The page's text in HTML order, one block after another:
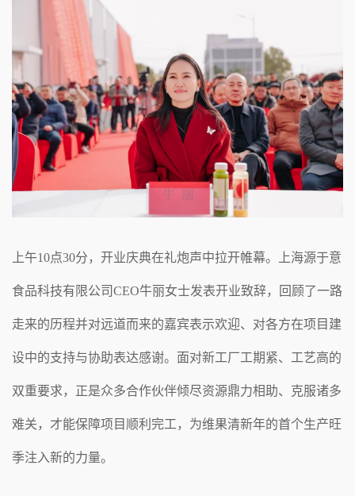
上午10点30分，开业庆典在礼炮声中拉开帷幕。上海源于意
食品科技有限公司CEO牛丽女士发表开业致辞，回顾了一路
走来的历程并对远道而来的嘉宾表示欢迎、对各方在项目建
设中的支持与协助表达感谢。面对新工厂工期紧、工艺高的
双重要求，正是众多合作伙伴倾尽资源鼎力相助、克服诸多
难关，才能保障项目顺利完工，为维果清新年的首个生产旺
季注入新的力量。